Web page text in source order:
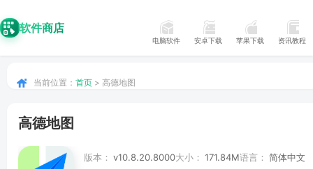
软件商店
电脑软件 安卓下载 苹果下载 资讯教程
当前位置： 首页 > 高德地图
高德地图
版本： v10.8.20.8000大小： 171.84M语言： 简体中文